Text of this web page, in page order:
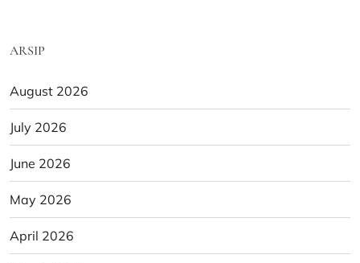
ARSIP
August 2026
July 2026
June 2026
May 2026
April 2026